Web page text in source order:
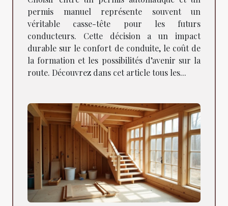
permis manuel représente souvent un
véritable casse-tête pour les futurs
conducteurs. Cette décision a un impact
durable sur le confort de conduite, le coût de
la formation et les possibilités d’avenir sur la
route. Découvrez dans cet article tous les...